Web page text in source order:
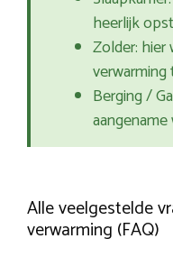
heerlijk
Zolder:
Berging /
Alle veelgestelde
verwarming (FAQ)